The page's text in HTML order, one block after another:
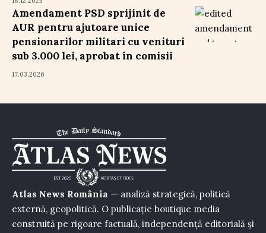
Amendament PSD sprijinit de
AUR pentru ajutoare unice
pensionarilor militari cu venituri
sub 3.000 lei, aprobat în comisii
17.03.2026
Atlas News România — analiză strategică, politică
externă, geopolitică. O publicație boutique media
construită pe rigoare factuală, independență editorială și